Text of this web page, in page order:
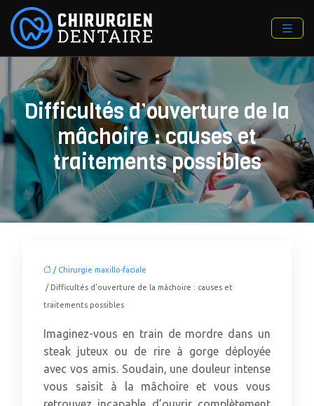
Difficultés d’ouverture de la
mâchoire : causes et
traitements possibles
/ Chirurgie maxillo-faciale
/ Difficultés d’ouverture de la mâchoire : causes et
traitements possibles
Imaginez-vous en train de mordre dans un
steak juteux ou de rire à gorge déployée
avec vos amis. Soudain, une douleur intense
vous saisit à la mâchoire et vous vous